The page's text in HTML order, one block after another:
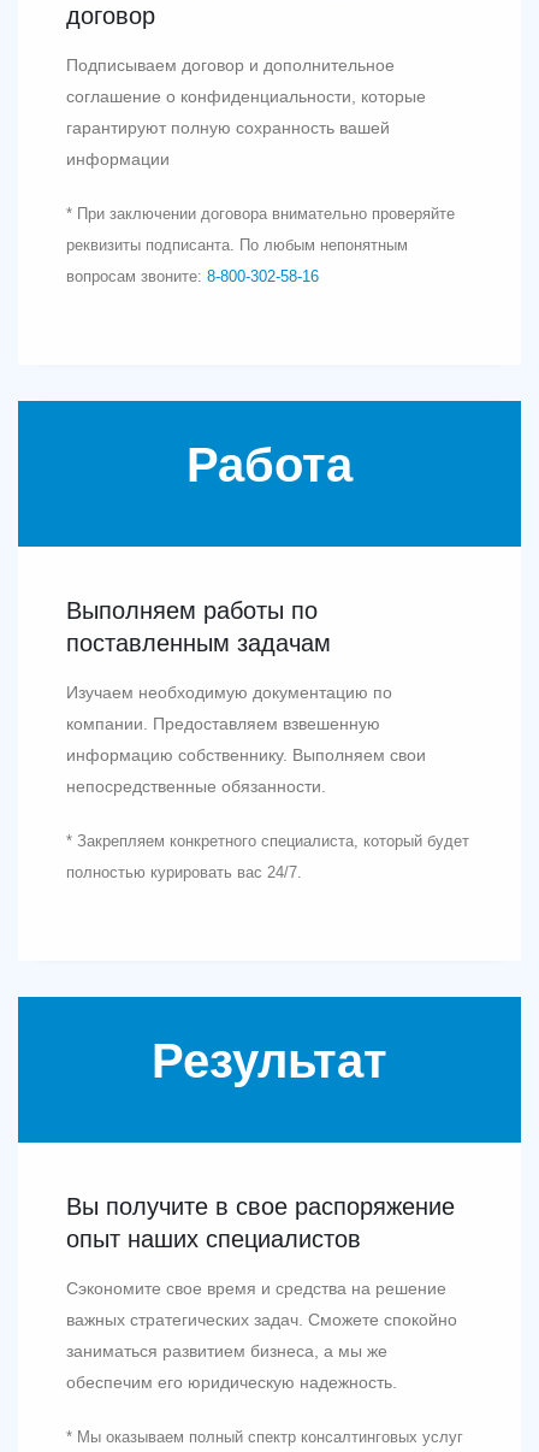
договор
Подписываем договор и дополнительное
соглашение о конфиденциальности, которые
гарантируют полную сохранность вашей
информации
* При заключении договора внимательно проверяйте
реквизиты подписанта. По любым непонятным
вопросам звоните: 8‑800‑302‑58‑16
Работа
Выполняем работы по
поставленным задачам
Изучаем необходимую документацию по
компании. Предоставляем взвешенную
информацию собственнику. Выполняем свои
непосредственные обязанности.
* Закрепляем конкретного специалиста, который будет
полностью курировать вас 24/7.
Результат
Вы получите в свое распоряжение
опыт наших специалистов
Сэкономите свое время и средства на решение
важных стратегических задач. Сможете спокойно
заниматься развитием бизнеса, а мы же
обеспечим его юридическую надежность.
* Мы оказываем полный спектр консалтинговых услуг